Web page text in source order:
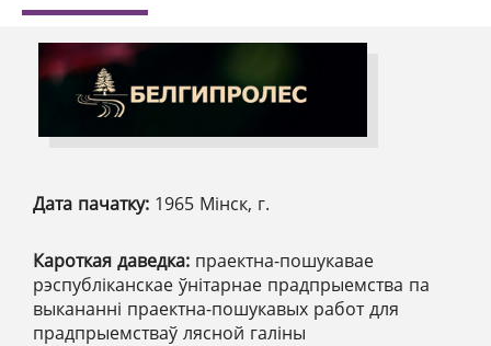
Дата пачатку: 1965 Мінск, г.
Кароткая даведка: праектна-пошукавае
рэспубліканскае ўнітарнае прадпрыемства па
выкананні праектна-пошукавых работ для
прадпрыемстваў лясной галіны